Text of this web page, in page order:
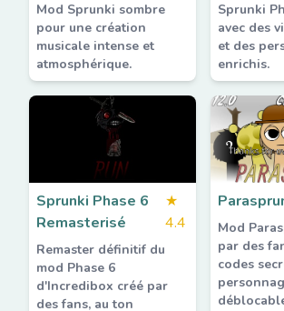
Mod Sprunki sombre
pour une création
musicale intense et
atmosphérique.
Sprunki
avec des
et des
enrichis.
Sprunki Phase 6
Remasterisé
★
4.4
Remaster définitif du
mod Phase 6
d'Incredibox créé par
des fans, au ton
Mod
par des
codes